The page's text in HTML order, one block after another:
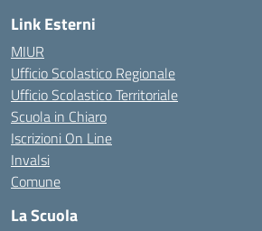
Link Esterni
MIUR
Ufficio Scolastico Regionale
Ufficio Scolastico Territoriale
Scuola in Chiaro
Iscrizioni On Line
Invalsi
Comune
La Scuola